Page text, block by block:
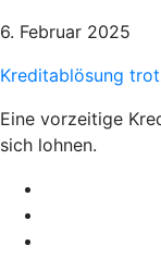
6. Februar 2025
Kreditablösung
Eine vorzeitige
sich lohnen.